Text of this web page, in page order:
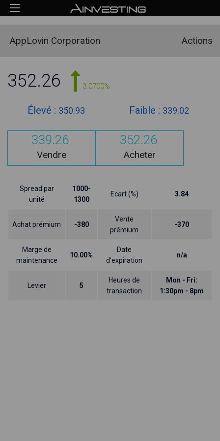
AppLovin Corporation Actions
352.26 3.0700%
Élevé : 350.93 Faible : 339.02
339.26
Vendre
352.26
Acheter
Spread par
unité
1000-
1300
Ecart (%) 3.84
Achat prémium -380
Vente
prémium
-370
Marge de
maintenance
10.00%
Date
d'expiration
n/a
Levier 5
Heures de
transaction
Mon - Fri:
1:30pm - 8pm